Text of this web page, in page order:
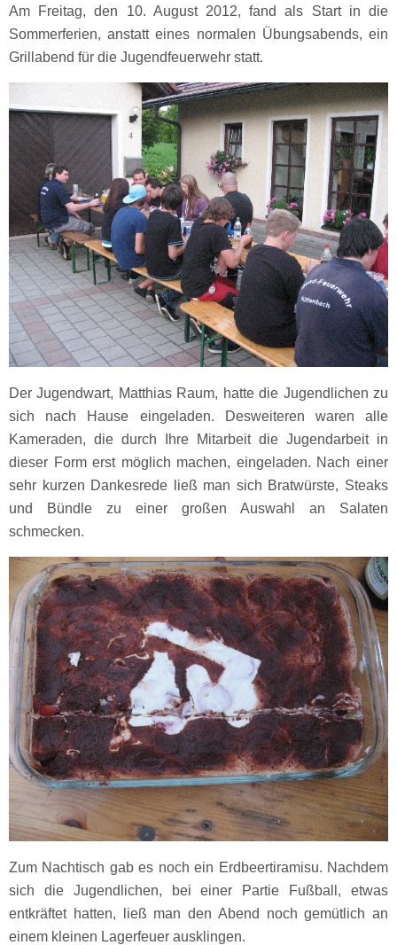
Am Freitag, den 10. August 2012, fand als Start in die
Sommerferien, anstatt eines normalen Übungsabends, ein
Grillabend für die Jugendfeuerwehr statt.
Der Jugendwart, Matthias Raum, hatte die Jugendlichen zu
sich nach Hause eingeladen. Desweiteren waren alle
Kameraden, die durch Ihre Mitarbeit die Jugendarbeit in
dieser Form erst möglich machen, eingeladen. Nach einer
sehr kurzen Dankesrede ließ man sich Bratwürste, Steaks
und Bündle zu einer großen Auswahl an Salaten
schmecken.
Zum Nachtisch gab es noch ein Erdbeertiramisu. Nachdem
sich die Jugendlichen, bei einer Partie Fußball, etwas
entkräftet hatten, ließ man den Abend noch gemütlich an
einem kleinen Lagerfeuer ausklingen.